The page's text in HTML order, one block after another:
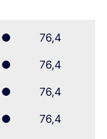
●
●
●
●
76,4
76,4
76,4
76,4